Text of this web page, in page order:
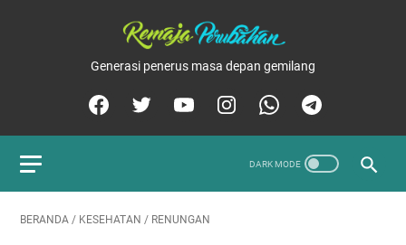
Generasi penerus masa depan gemilang
BERANDA / KESEHATAN / RENUNGAN